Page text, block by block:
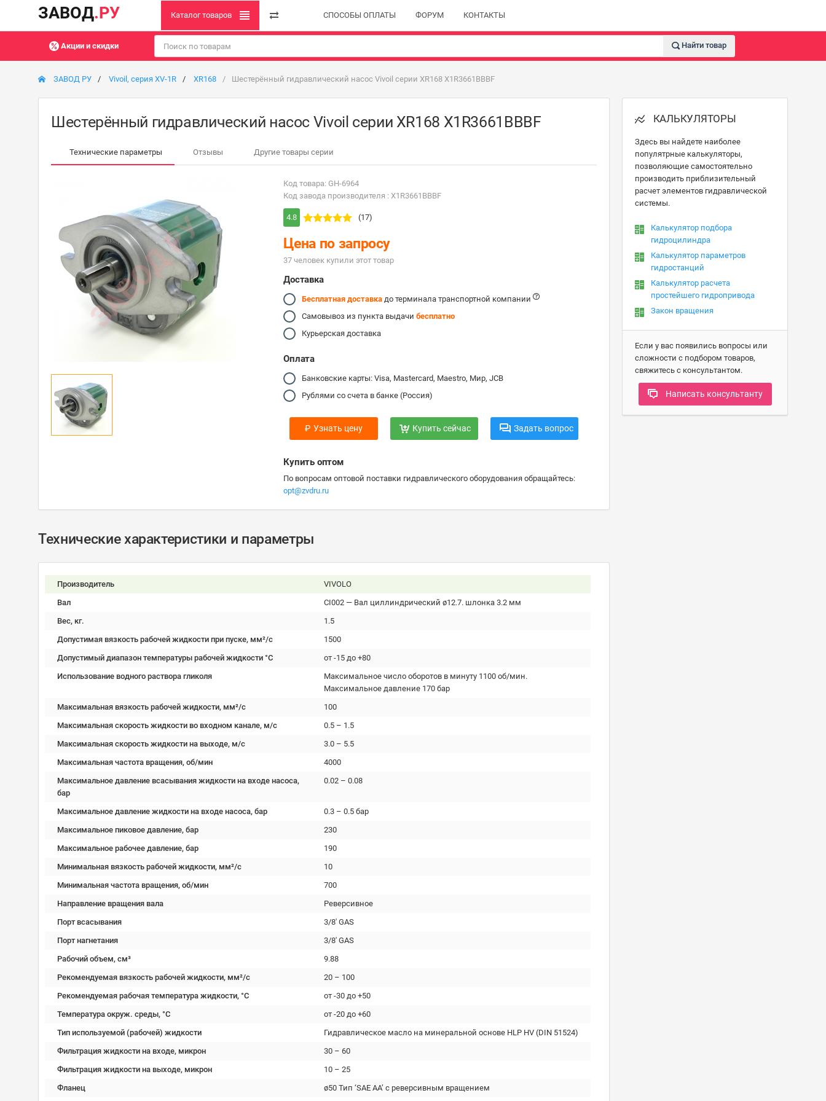
ЗАВОД.РУ Каталог товаров СПОСОБЫ ОПЛАТЫ ФОРУМ КОНТАКТЫ
Акции и скидки Найти товар
ЗАВОД РУ Vivoil, серия XV-1R XR168 Шестерённый гидравлический насос Vivoil серии XR168 X1R3661BBBF
Шестерённый гидравлический насос Vivoil серии XR168 X1R3661BBBF
Технические параметры Отзывы Другие товары серии
Код товара: GH-6964
Код завода производителя : X1R3661BBBF
4.8 (17)
Цена по запросу
37 человек купили этот товар
Доставка
Бесплатная доставка до терминала транспортной компании
Самовывоз из пункта выдачибесплатно
Курьерская доставка
Оплата
Банковские карты: Visa, Mastercard, Maestro, Мир, JCB
Рублями со счета в банке (Россия)
₽ Узнать цену Купить сейчас Задать вопрос
Купить оптом
По вопросам оптовой поставки гидравлического оборудования обращайтесь:
opt@zvdru.ru
Технические характеристики и параметры
Производитель
VIVOLO
Вал
CI002 — Вал циллиндрический ø12.7. шлонка 3.2 мм
Вес, кг.
1.5
Допустимая вязкость рабочей жидкости при пуске, мм²/c
1500
Допустимый диапазон температуры рабочей жидкости °C
от -15 до +80
Использование водного раствора гликоля
Максимальное число оборотов в минуту 1100 об/мин.
Максимальное давление 170 бар
Максимальная вязкость рабочей жидкости, мм²/c
100
Максимальная скорость жидкости во входном канале, м/с
0.5 – 1.5
Максимальная скорость жидкости на выходе, м/с
3.0 – 5.5
Максимальная частота вращения, об/мин
4000
Максимальное давление всасывания жидкости на входе насоса,
бар
0.02 – 0.08
Максимальное давление жидкости на входе насоса, бар
0.3 – 0.5 бар
Максимальное пиковое давление, бар
230
Максимальное рабочее давление, бар
190
Минимальная вязкость рабочей жидкости, мм²/c
10
Минимальная частота вращения, об/мин
700
Направление вращения вала
Реверсивное
Порт всасывания
3/8' GAS
Порт нагнетания
3/8' GAS
Рабочий объем, см³
9.88
Рекомендуемая вязкость рабочей жидкости, мм²/с
20 – 100
Рекомендуемая рабочая температура жидкости, °C
от -30 до +50
Температура окруж. среды, °C
от -20 до +60
Тип используемой (рабочей) жидкости
Гидравлическое масло на минеральной основе HLP HV (DIN 51524)
Фильтрация жидкости на входе, микрон
30 – 60
Фильтрация жидкости на выходе, микрон
10 – 25
Фланец
ø50 Тип ‘SAE AA’ с реверсивным вращением
КАЛЬКУЛЯТОРЫ
Здесь вы найдете наиболее
популятрные калькуляторы,
позволяющие самостоятельно
производить приблизительный
расчет элементов гидравлической
системы.
Калькулятор подбора
гидроцилиндра
Калькулятор параметров
гидростанций
Калькулятор расчета
простейшего гидропривода
Закон вращения
Если у вас появились вопросы или
сложности с подбором товаров,
свяжитесь с консультантом.
Написать консультанту